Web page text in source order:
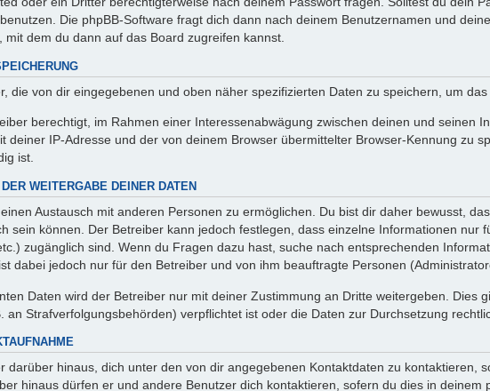
Die phpBB-Software fragt dich dann nach deinem Benutzernamen und
mit dem du dann auf das Board zugreifen kannst.
die von dir eingegebenen und oben näher spezifizierten Daten zu speichern, um
berechtigt, im Rahmen einer Interessenabwägung zwischen deinen und seinen
deiner IP-Adresse und der von deinem Browser übermittelter Browser-Kennung zu
ist.
WEITERGABE DEINER DATEN
Austausch mit anderen Personen zu ermöglichen. Du bist dir daher bewusst,
sein können. Der Betreiber kann jedoch festlegen, dass einzelne Informationen
zugänglich sind. Wenn du Fragen dazu hast, suche nach entsprechenden
dabei jedoch nur für den Betreiber und von ihm beauftragte Personen
Daten wird der Betreiber nur mit deiner Zustimmung an Dritte weitergeben. Dies
an Strafverfolgungsbehörden) verpflichtet ist oder die Daten zur Durchsetzung
darüber hinaus, dich unter den von dir angegebenen Kontaktdaten zu kontaktieren,
hinaus dürfen er und andere Benutzer dich kontaktieren, sofern du dies in deinem